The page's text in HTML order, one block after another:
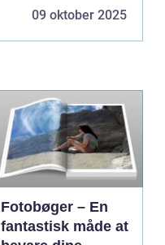
09 oktober 2025
Fotobøger – En
fantastisk måde at